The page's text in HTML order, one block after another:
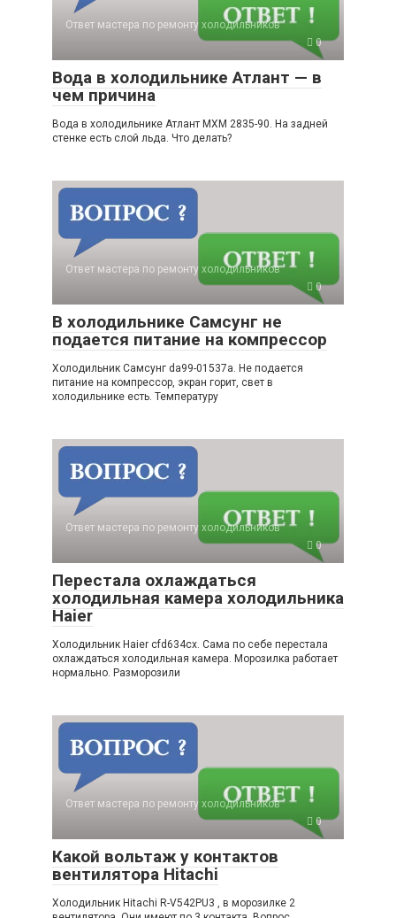
Ответ мастера по ремонту холодильников
0
Вода в холодильнике Атлант — в
чем причина
Вода в холодильнике Атлант МХМ 2835-90. На задней
стенке есть слой льда. Что делать?
Ответ мастера по ремонту холодильников
0
В холодильнике Самсунг не
подается питание на компрессор
Холодильник Самсунг da99-01537a. Не подается
питание на компрессор, экран горит, свет в
холодильнике есть. Температуру
Ответ мастера по ремонту холодильников
0
Перестала охлаждаться
холодильная камера холодильника
Haier
Холодильник Haier cfd634cx. Сама по себе перестала
охлаждаться холодильная камера. Морозилка работает
нормально. Разморозили
Ответ мастера по ремонту холодильников
0
Какой вольтаж у контактов
вентилятора Hitachi
Холодильник Hitachi R-V542PU3 , в морозилке 2